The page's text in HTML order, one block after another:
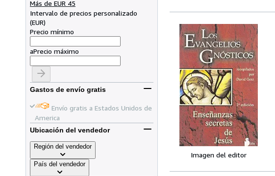
Más de EUR 45
Intervalo de precios personalizado
(EUR)
Precio mínimo
aPrecio máximo
Gastos de envío gratis
Envío gratis a Estados Unidos de
America
Ubicación del vendedor
Región del vendedor
País del vendedor
Imagen del editor